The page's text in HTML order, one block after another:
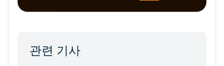
관련 기사